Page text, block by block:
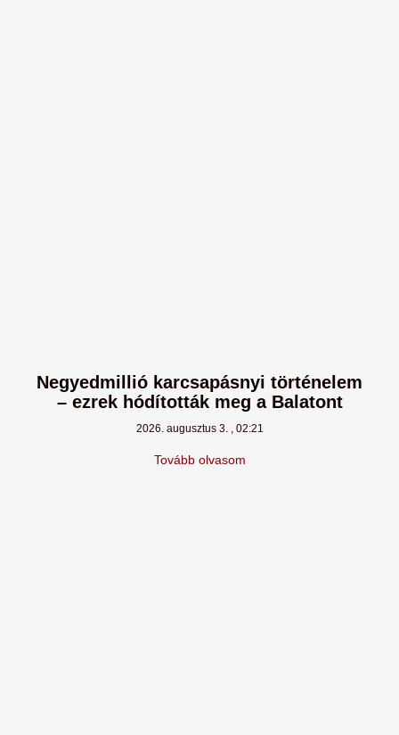
Negyedmillió karcsapásnyi történelem
– ezrek hódították meg a Balatont
2026. augusztus 3. 02:21
Tovább olvasom